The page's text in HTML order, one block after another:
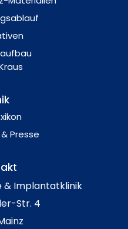
Presse
& Implantatklinik
Str. 4